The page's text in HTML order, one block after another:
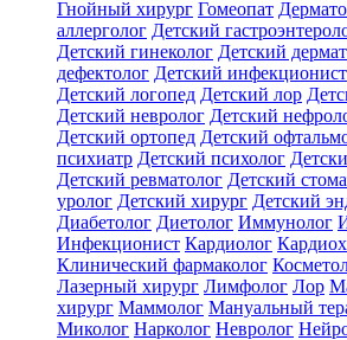
Гнойный хирург Гомеопат
аллерголог Детский
Детский гинеколог Детский
дефектолог Детский инфекционист
Детский логопед Детский лор
Детский невролог Детский
Детский ортопед Детский
психиатр Детский психолог
Детский ревматолог Детский
уролог Детский хирург Детский
Диабетолог Диетолог Иммунолог
Инфекционист Кардиолог
Клинический фармаколог
Лазерный хирург Лимфолог Лор
хирург Маммолог Мануальный
Миколог Нарколог Невролог